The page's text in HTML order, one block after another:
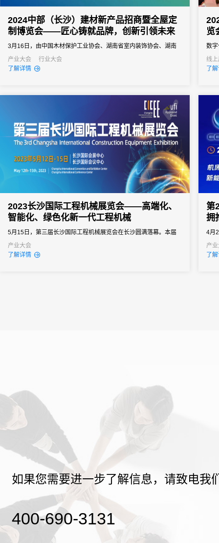
2024中部（长沙）建材新产品招商暨全屋定
制博览会——匠心铸就品牌，创新引领未来
3月16日，由中国木材保护工业协会、湖南省室内装饰协会、湖南
省家具行业协会、长沙支点展览策划有限公司主办，湖南省房地产
业协会、湖南建材商盟协办的，为期3天的2024中部（长沙）建材
产业大会
行业大会
了解详情
览
数
线
了
2023长沙国际工程机械展览会——高端化、
智能化、绿色化新一代工程机械
5月15日，第三届长沙国际工程机械展览会在长沙圆满落幕。本届
展会以“高端化、智能化、绿色化——新一代工程机械”为主题，是今
年以来国内工程机械行业最大的展会，也是工程机械实行“国四”标准
产业大会
了解详情
第
拥
4月
展
期
产
了
如果您需要进一步了解信息，请致电我
400-690-3131